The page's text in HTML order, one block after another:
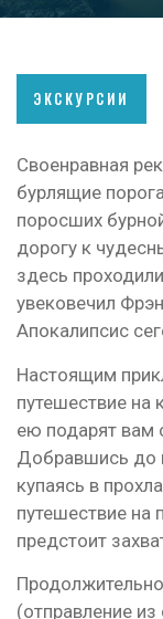
ЭКСКУРСИИ
Своенравная
бурлящие
поросших
дорогу к
здесь
увековечил
Апокалипсис
Настоящим
путешествие на
ею подарят вам
Добравшись до
купаясь в
путешествие на
предстоит
(отправление